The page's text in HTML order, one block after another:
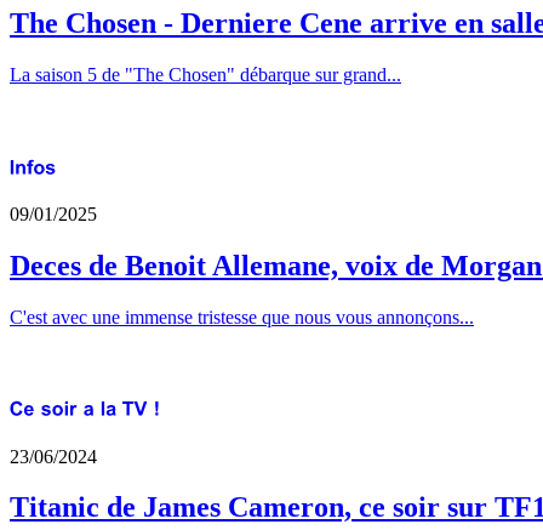
The Chosen - Derniere Cene arrive en
La saison 5 de "The Chosen" débarque sur grand...
09/01/2025
Deces de Benoit Allemane, voix de
C'est avec une immense tristesse que nous vous annonçons...
23/06/2024
Titanic de James Cameron, ce soir sur